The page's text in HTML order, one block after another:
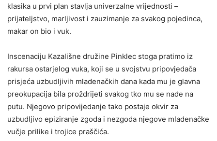
klasika u prvi plan stavlja univerzalne vrijednosti –
prijateljstvo, marljivost i zauzimanje za svakog pojedinca,
makar on bio i vuk.
Inscenaciju Kazališne družine Pinklec stoga pratimo iz
rakursa ostarjelog vuka, koji se u svojstvu pripovjedača
prisjeća uzbudljivih mladenačkih dana kada mu je glavna
preokupacija bila proždrijeti svakog tko mu se nađe na
putu. Njegovo pripovijedanje tako postaje okvir za
uzbudljivo epiziranje zgoda i nezgoda njegove mladenačke
vučje prilike i trojice praščića.